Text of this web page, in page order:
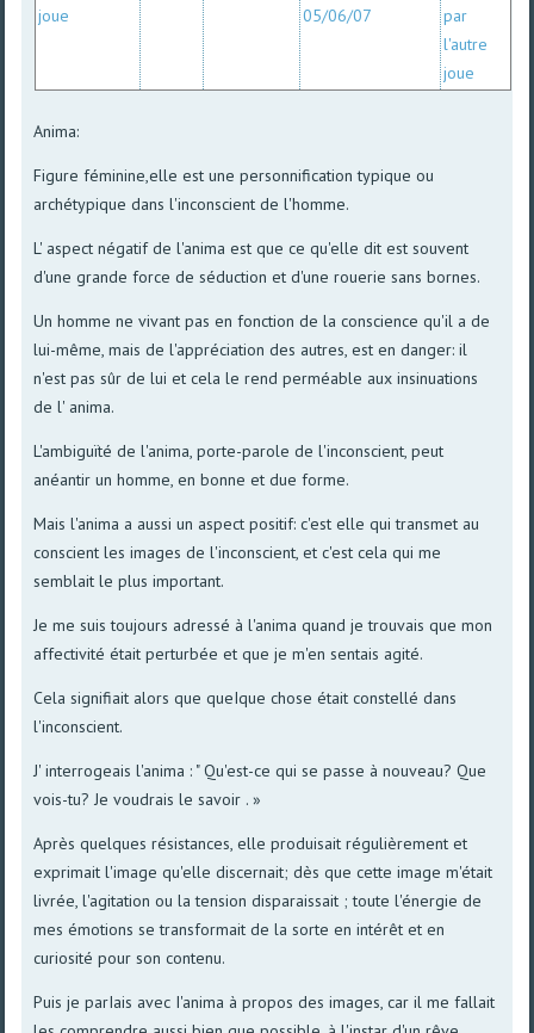
joue
05/06/07
par
l'autre
joue
Anima:
Figure féminine,elle est une personnification typique ou
archétypique dans l'inconscient de l'homme.
L' aspect négatif de l'anima est que ce qu'elle dit est souvent
d'une grande force de séduction et d'une rouerie sans bornes.
Un homme ne vivant pas en fonction de la conscience qu'il a de
lui-même, mais de l'appréciation des autres, est en danger: il
n'est pas sûr de lui et cela le rend perméable aux insinuations
de l' anima.
L'ambiguïté de l'anima, porte-parole de l'inconscient, peut
anéantir un homme, en bonne et due forme.
Mais l'anima a aussi un aspect positif: c'est elle qui transmet au
conscient les images de l'inconscient, et c'est cela qui me
semblait le plus important.
Je me suis toujours adressé à l'anima quand je trouvais que mon
affectivité était perturbée et que je m'en sentais agité.
Cela signifiait alors que queIque chose était constellé dans
l'inconscient.
J' interrogeais l'anima : " Qu'est-ce qui se passe à nouveau? Que
vois-tu? Je voudrais le savoir . »
Après quelques résistances, elle produisait régulièrement et
exprimait l'image qu'elle discernait; dès que cette image m'était
livrée, l'agitation ou la tension disparaissait ; toute l'énergie de
mes émotions se transformait de la sorte en intérêt et en
curiosité pour son contenu.
Puis je parIais avec I'anima à propos des images, car il me fallait